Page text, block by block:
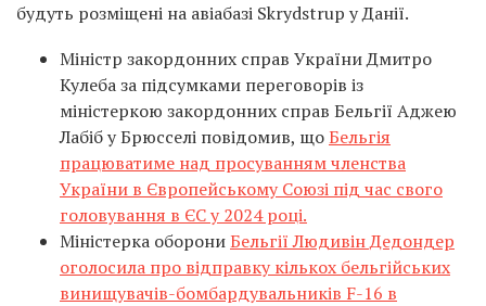
будуть розміщені на авіабазі Skrydstrup у Данії.
Міністр закордонних справ України Дмитро
Кулеба за підсумками переговорів із
міністеркою закордонних справ Бельгії Аджею
Лабіб у Брюсселі повідомив, щоБельгія
працюватиме над просуванням членства
України в Європейському Союзі під час свого
головування в ЄС у 2024 році.
Міністерка оборониБельгії Людивін Дедондер
оголосила про відправку кількох бельгійських
винищувачів-бомбардувальників F-16 в